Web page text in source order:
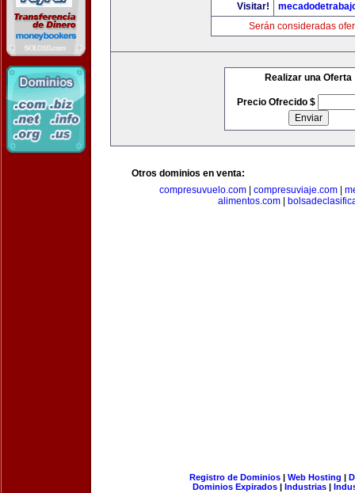
Visitar!
Serán consideradas
Realizar una Oferta
Precio Ofrecido $
Otros dominios en venta:
compresuvuelo.com
compresuviaje.com
alimentos.com
Registro de Dominios| Web Hosting |
Dominios Expirados | Industrias |